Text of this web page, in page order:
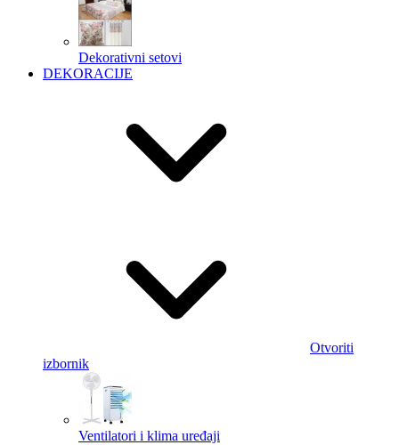
Dekorativni setovi
DEKORACIJE
Otvoriti
izbornik
Ventilatori i klima uređaji